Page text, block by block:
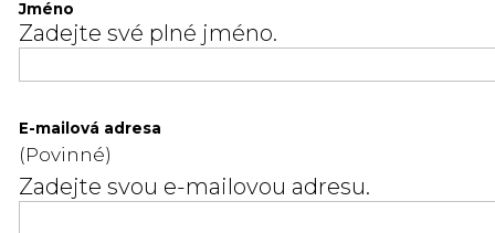
Jméno
Zadejte své plné jméno.
E-mailová adresa
(Povinné)
Zadejte svou e-mailovou adresu.